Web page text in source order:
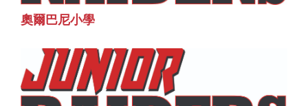
奧爾巴尼小學